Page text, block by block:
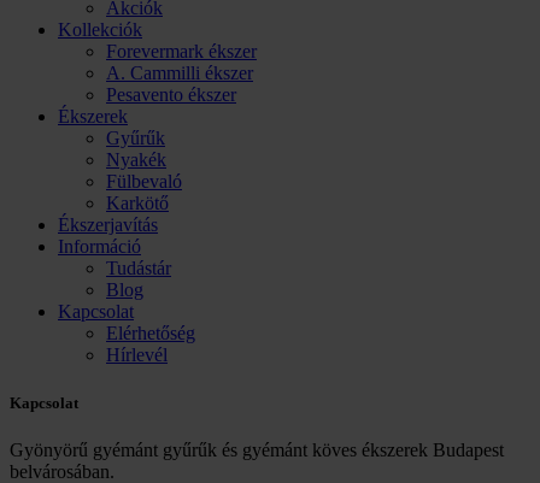
Akciók
Kollekciók
Forevermark ékszer
A. Cammilli ékszer
Pesavento ékszer
Ékszerek
Gyűrűk
Nyakék
Fülbevaló
Karkötő
Ékszerjavítás
Információ
Tudástár
Blog
Kapcsolat
Elérhetőség
Hírlevél
Kapcsolat
Gyönyörű gyémánt gyűrűk és gyémánt köves ékszerek Budapest
belvárosában.